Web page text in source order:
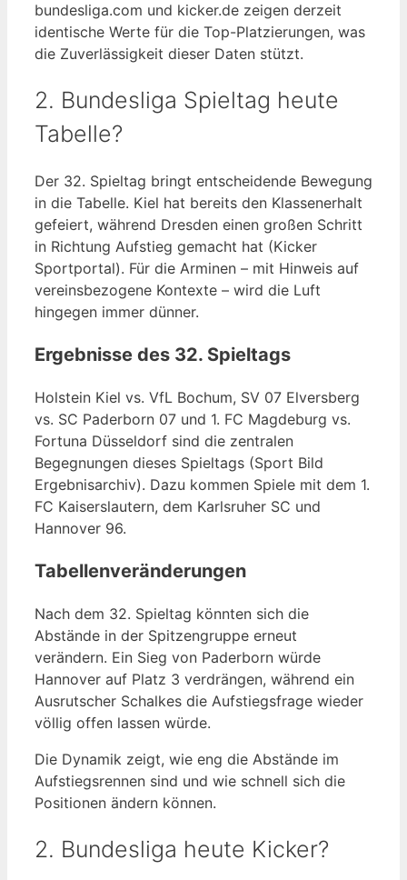
bundesliga.com und kicker.de zeigen derzeit
identische Werte für die Top-Platzierungen, was
die Zuverlässigkeit dieser Daten stützt.
2. Bundesliga Spieltag heute
Tabelle?
Der 32. Spieltag bringt entscheidende Bewegung
in die Tabelle. Kiel hat bereits den Klassenerhalt
gefeiert, während Dresden einen großen Schritt
in Richtung Aufstieg gemacht hat (Kicker
Sportportal). Für die Arminen – mit Hinweis auf
vereinsbezogene Kontexte – wird die Luft
hingegen immer dünner.
Ergebnisse des 32. Spieltags
Holstein Kiel vs. VfL Bochum, SV 07 Elversberg
vs. SC Paderborn 07 und 1. FC Magdeburg vs.
Fortuna Düsseldorf sind die zentralen
Begegnungen dieses Spieltags (Sport Bild
Ergebnisarchiv). Dazu kommen Spiele mit dem 1.
FC Kaiserslautern, dem Karlsruher SC und
Hannover 96.
Tabellenveränderungen
Nach dem 32. Spieltag könnten sich die
Abstände in der Spitzengruppe erneut
verändern. Ein Sieg von Paderborn würde
Hannover auf Platz 3 verdrängen, während ein
Ausrutscher Schalkes die Aufstiegsfrage wieder
völlig offen lassen würde.
Die Dynamik zeigt, wie eng die Abstände im
Aufstiegsrennen sind und wie schnell sich die
Positionen ändern können.
2. Bundesliga heute Kicker?